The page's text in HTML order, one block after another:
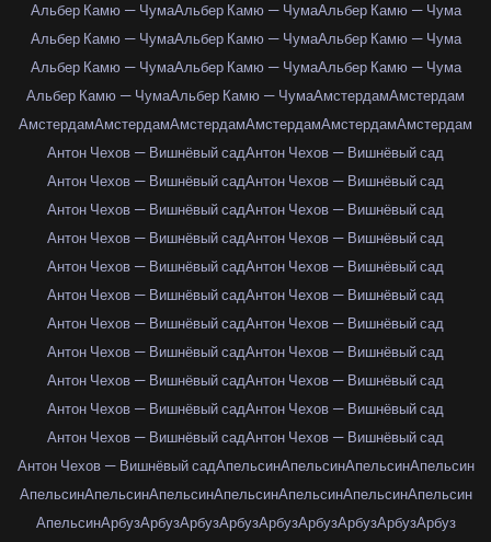
Альбер Камю — ЧумаАльбер Камю — ЧумаАльбер Камю — Чума
Альбер Камю — ЧумаАльбер Камю — ЧумаАльбер Камю — Чума
Альбер Камю — ЧумаАльбер Камю — ЧумаАльбер Камю — Чума
Альбер Камю — ЧумаАльбер Камю — ЧумаАмстердамАмстердам
АмстердамАмстердамАмстердамАмстердамАмстердамАмстердам
Антон Чехов — Вишнёвый садАнтон Чехов — Вишнёвый сад
Антон Чехов — Вишнёвый садАнтон Чехов — Вишнёвый сад
Антон Чехов — Вишнёвый садАнтон Чехов — Вишнёвый сад
Антон Чехов — Вишнёвый садАнтон Чехов — Вишнёвый сад
Антон Чехов — Вишнёвый садАнтон Чехов — Вишнёвый сад
Антон Чехов — Вишнёвый садАнтон Чехов — Вишнёвый сад
Антон Чехов — Вишнёвый садАнтон Чехов — Вишнёвый сад
Антон Чехов — Вишнёвый садАнтон Чехов — Вишнёвый сад
Антон Чехов — Вишнёвый садАнтон Чехов — Вишнёвый сад
Антон Чехов — Вишнёвый садАнтон Чехов — Вишнёвый сад
Антон Чехов — Вишнёвый садАнтон Чехов — Вишнёвый сад
Антон Чехов — Вишнёвый садАпельсинАпельсинАпельсинАпельсин
АпельсинАпельсинАпельсинАпельсинАпельсинАпельсинАпельсин
АпельсинАрбузАрбузАрбузАрбузАрбузАрбузАрбузАрбузАрбуз